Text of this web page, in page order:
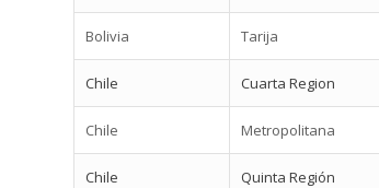
Bolivia Tarija
Chile Cuarta Region
Chile Metropolitana
Chile Quinta Región